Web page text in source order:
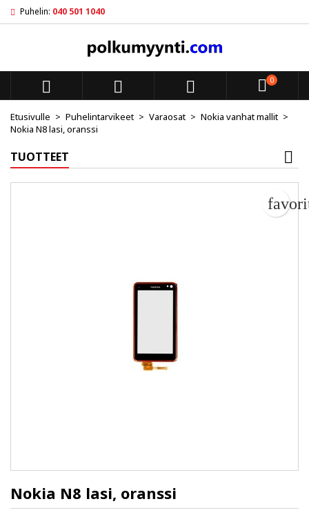
Puhelin: 040 501 1040
   0
Etusivulle Puhelintarvikeet Varaosat
Nokia vanhat mallit
Nokia N8 lasi, oranssi
TUOTTEET
Nokia N8 lasi, oranssi
My wishlists
add_circle_outline
Create new list
Luo toivelista
Toivelistan nimi
Kirjaudu sisään
Sinun pitää olla kirjautunut jotta voit lisätä tuotteita